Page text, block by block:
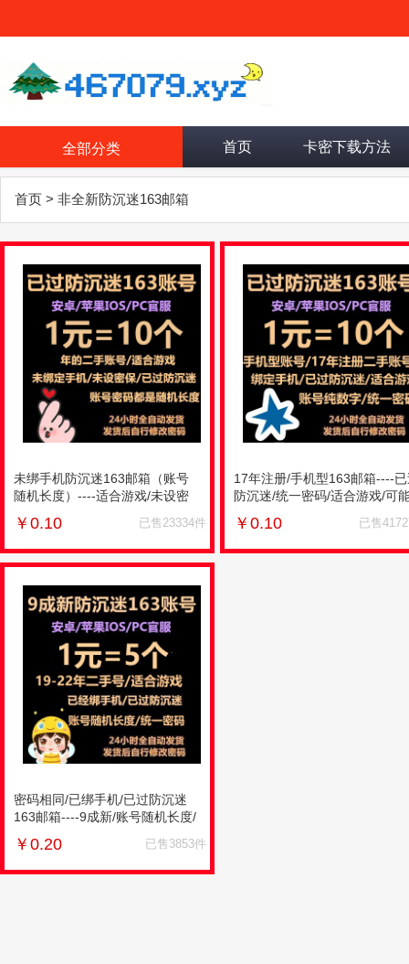
全部分类 首页 卡密下载方法
首页 > 非全新防沉迷163邮箱
未绑手机防沉迷163邮箱（账号
随机长度）----适合游戏/未设密
二手账号（做过部分项目，自主
少量测试是否做过你需要做的项
目）
￥ 0.10 已售23334件
17年注册/手机型163邮箱----
防沉迷/统一密码/适合游戏/可
（做过部分项目，自主少量测
是否做过你需要做的项目）
￥0.10 已售
密码相同/已绑手机/已过防沉迷
163邮箱----9成新/账号随机长度/
个
￥ 0.20 已售3853件